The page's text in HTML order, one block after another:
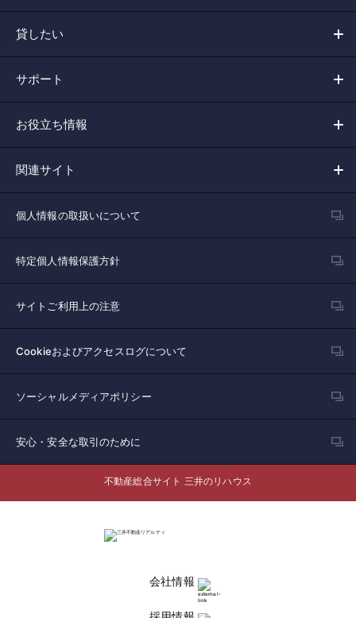
貸したい
サポート
お役立ち情報
関連サイト
個人情報の取扱いについて
特定個人情報保護方針
サイトご利用上の注意
Cookieおよびアクセスログについて
ソーシャルメディアポリシー
安心・安全な取引のために
不動産総合サイト 三井のリハウス
会社情報